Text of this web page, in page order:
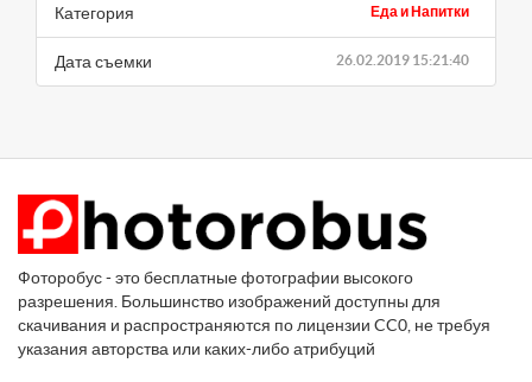
Еда и Напитки
Категория
26.02.2019 15:21:40
Дата съемки
Фоторобус - это бесплатные фотографии высокого
разрешения. Большинство изображений доступны для
скачивания и распространяются по лицензии CC0, не требуя
указания авторства или каких-либо атрибуций